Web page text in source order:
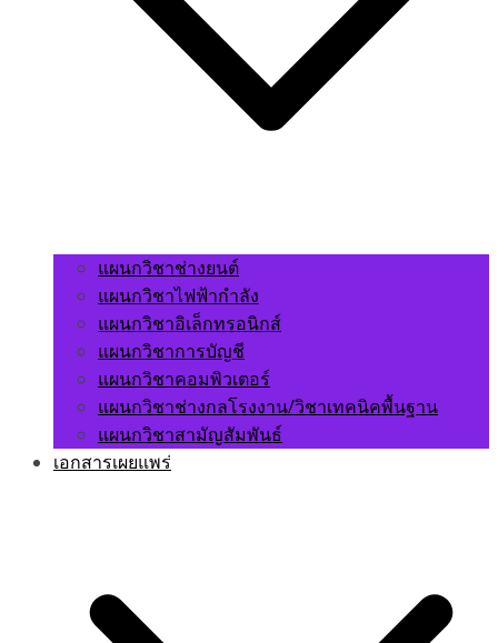
แผนกวิชาช่างยนต์
แผนกวิชาไฟฟ้ากำลัง
แผนกวิชาอิเล็กทรอนิกส์
แผนกวิชาการบัญชี
แผนกวิชาคอมพิวเตอร์
แผนกวิชาช่างกลโรงงาน/วิชาเทคนิคพื้นฐาน
แผนกวิชาสามัญสัมพันธ์
เอกสารเผยแพร่